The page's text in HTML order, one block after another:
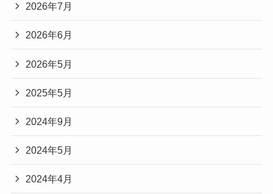
2026年7月
2026年6月
2026年5月
2025年5月
2024年9月
2024年5月
2024年4月